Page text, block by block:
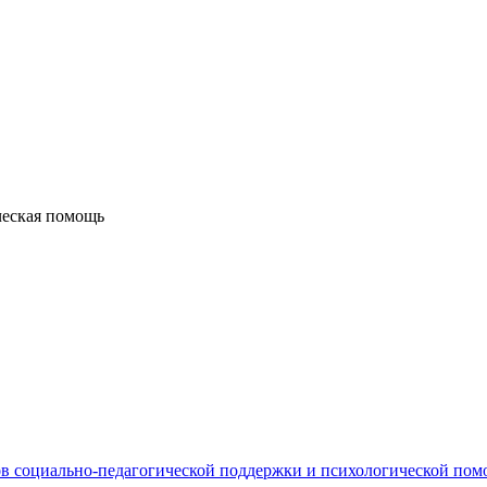
помощь
педагогической поддержки и психологической